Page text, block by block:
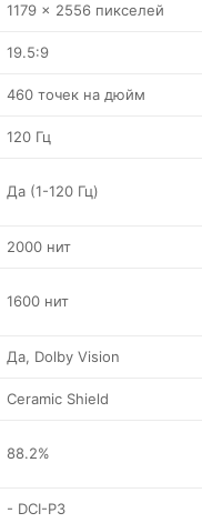
1179 x 2556 пикселей
19.5:9
460 точек на дюйм
120 Гц
Да (1-120 Гц)
2000 нит
1600 нит
Да, Dolby Vision
Ceramic Shield
88.2%
- DCI-P3